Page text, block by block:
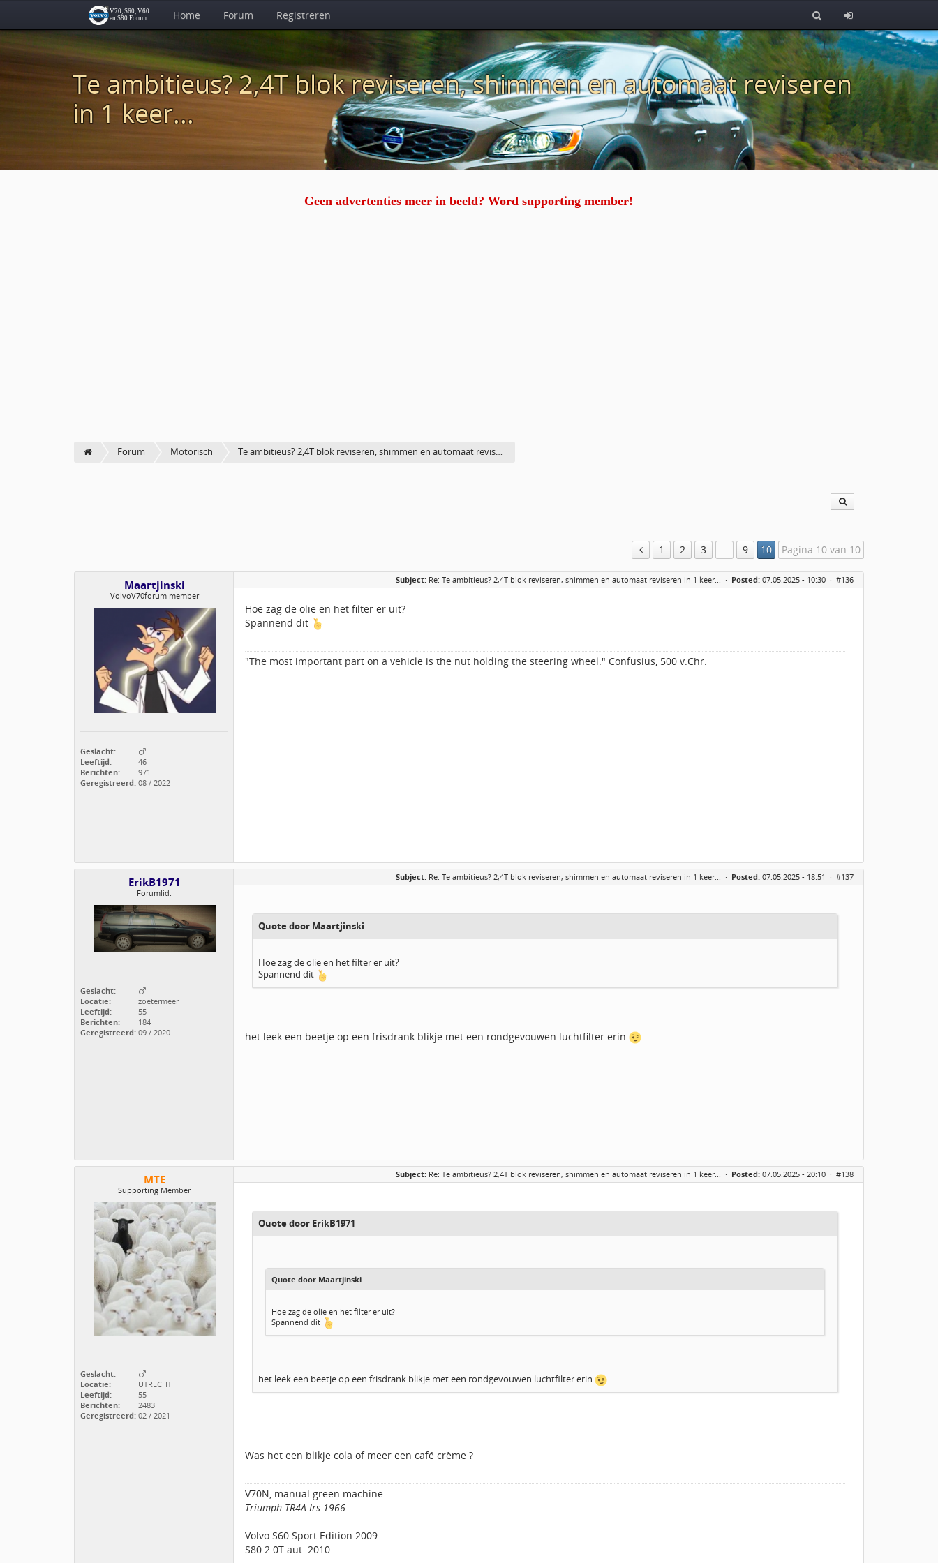
Home Forum Registreren
Te ambitieus? 2,4T blok reviseren, shimmen en automaat reviseren
in 1 keer...
Geen advertenties meer in beeld? Word supporting member!
Forum Motorisch Te ambitieus? 2,4T blok reviseren, shimmen en automaat revis…
1 2 3 … 9 10 Pagina 10 van 10
Maartjinski
VolvoV70forum member
Geslacht:
Leeftijd:
46
Berichten:
971
Geregistreerd: 08 / 2022
Subject: Re: Te ambitieus? 2,4T blok reviseren, shimmen en automaat reviseren in 1 keer... · Posted: 07.05.2025 - 10:30 · #136
Hoe zag de olie en het filter er uit?
Spannend dit
"The most important part on a vehicle is the nut holding the steering wheel." Confusius, 500 v.Chr.
ErikB1971
Forumlid.
Geslacht:
Locatie:
zoetermeer
Leeftijd:
55
Berichten:
184
Geregistreerd: 09 / 2020
Subject: Re: Te ambitieus? 2,4T blok reviseren, shimmen en automaat reviseren in 1 keer... · Posted: 07.05.2025 - 18:51 · #137
Quote door Maartjinski
Hoe zag de olie en het filter er uit?
Spannend dit
het leek een beetje op een frisdrank blikje met een rondgevouwen luchtfilter erin
MTE
Supporting Member
Geslacht:
Locatie:
UTRECHT
Leeftijd:
55
Berichten:
2483
Geregistreerd: 02 / 2021
Subject: Re: Te ambitieus? 2,4T blok reviseren, shimmen en automaat reviseren in 1 keer... · Posted: 07.05.2025 - 20:10 · #138
Quote door ErikB1971
Quote door Maartjinski
Hoe zag de olie en het filter er uit?
Spannend dit
het leek een beetje op een frisdrank blikje met een rondgevouwen luchtfilter erin
Was het een blikje cola of meer een café crème ?
V70N, manual green machine
Triumph TR4A Irs 1966
Volvo S60 Sport Edition 2009
S80 2.0T aut. 2010